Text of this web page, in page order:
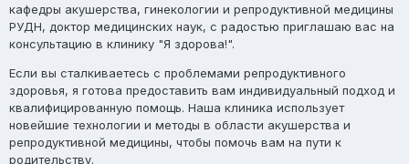
кафедры акушерства, гинекологии и репродуктивной медицины
РУДН, доктор медицинских наук, с радостью приглашаю вас на
консультацию в клинику "Я здорова!".
Если вы сталкиваетесь с проблемами репродуктивного
здоровья, я готова предоставить вам индивидуальный подход и
квалифицированную помощь. Наша клиника использует
новейшие технологии и методы в области акушерства и
репродуктивной медицины, чтобы помочь вам на пути к
родительству.